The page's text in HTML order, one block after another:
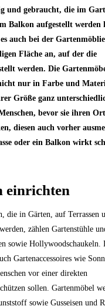
und gebraucht, die im
Balkon aufgestellt werden
auch bei der
Fläche an, auf der die
werden. Die
nur in Farbe und
Größe ganz
bevor sie ihren
diesen auch vorher
oder ein Balkon wirkt
einrichten
die in Gärten, auf Terrassen
zählen Gartenstühle
sowie Hollywoodschaukeln.
Gartenaccessoires wie
vor einer direkten
sollen. Gartenmöbel
sowie Gusseisen und